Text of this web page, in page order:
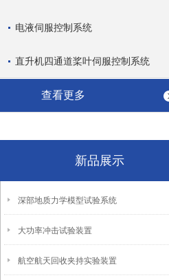
电液伺服控制系统
直升机四通道桨叶伺服控制系统
查看更多
新品展示
深部地质力学模型试验系统
大功率冲击试验装置
航空航天回收夹持实验装置